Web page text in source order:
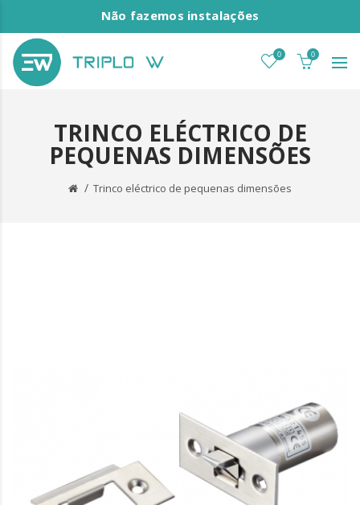
Não fazemos instalações
0 0
TRINCO ELÉCTRICO DE
PEQUENAS DIMENSÕES
Trinco eléctrico de pequenas dimensões